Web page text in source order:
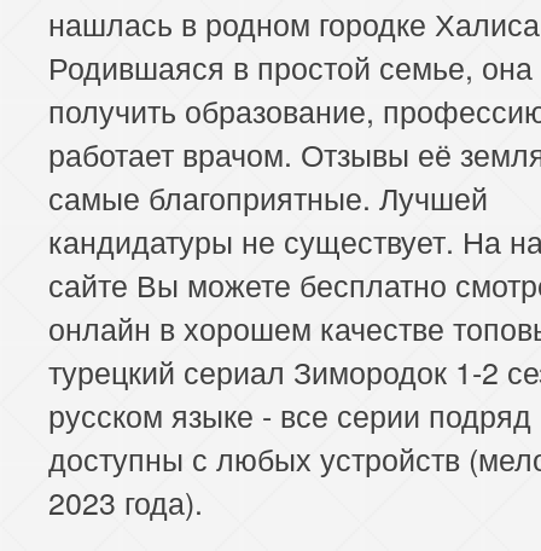
нашлась в родном городке
Родившаяся в простой семье,
получить образование,
работает врачом. Отзывы её
самые благоприятные. Лучшей
кандидатуры не существует. На
сайте Вы можете бесплатно
онлайн в хорошем качестве
турецкий сериал Зимородок 1-2
русском языке - все серии подряд
доступны с любых устройств
2023 года).